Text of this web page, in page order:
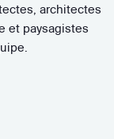
architectes
et paysagistes